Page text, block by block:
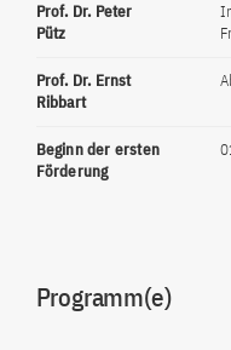
Prof. Dr. Peter
Pütz
Prof. Dr. Ernst
Ribbart
Beginn der ersten
Förderung
Programm(e)